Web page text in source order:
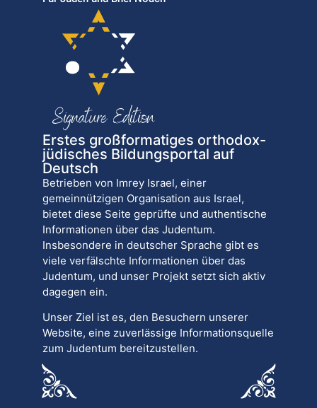
Erstes großformatiges orthodox-
jüdisches Bildungsportal auf
Deutsch
Betrieben von Imrey Israel, einer
gemeinnützigen Organisation aus Israel,
bietet diese Seite geprüfte und authentische
Informationen über das Judentum.
Insbesondere in deutscher Sprache gibt es
viele verfälschte Informationen über das
Judentum, und unser Projekt setzt sich aktiv
dagegen ein.
Unser Ziel ist es, den Besuchern unserer
Website, eine zuverlässige Informationsquelle
zum Judentum bereitzustellen.